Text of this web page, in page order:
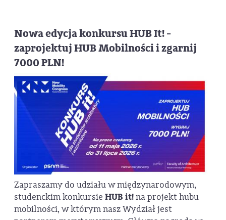
Nowa edycja konkursu HUB It! -
zaprojektuj HUB Mobilności i zgarnij
7000 PLN!
Zapraszamy do udziału w międzynarodowym,
studenckim konkursie HUB it!na projekt hubu
mobilności, w którym nasz Wydział jest